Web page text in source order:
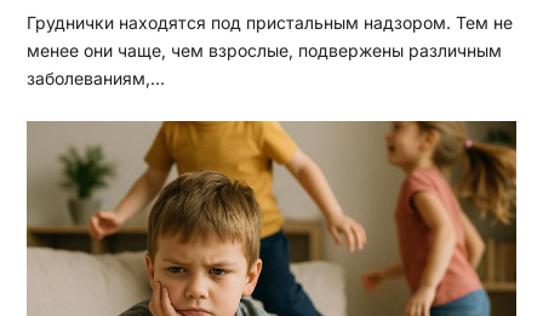
Груднички находятся под пристальным надзором. Тем не
менее они чаще, чем взрослые, подвержены различным
заболеваниям,…